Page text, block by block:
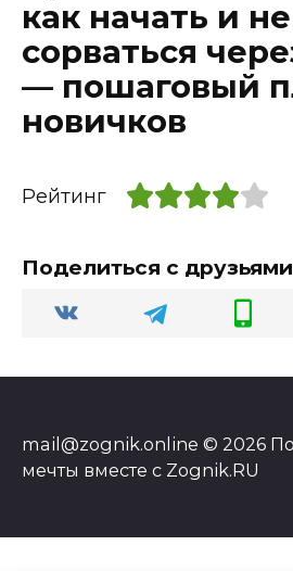
как начать и не
сорваться
— пошаговый
новичков
Рейтинг
Поделиться с друзьями
mail@zognik.online © 2026
мечты вместе с Zognik.RU